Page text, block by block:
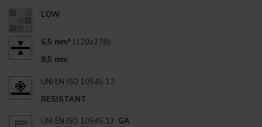
LOW
6,5 mm* (120x278)
8,5 mm
UNI EN ISO 10545.12:
RESISTANT
UNI EN ISO 10545.13: GA